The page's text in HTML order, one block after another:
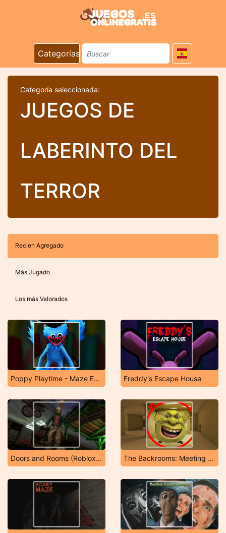
Categorías
Categoría seleccionada:
JUEGOS DE
LABERINTO DEL
TERROR
Recien Agregado
Más Jugado
Los más Valorados
Poppy Playtime - Maze Escape Freddy's Escape House
Doors and Rooms (Roblox Doors) The Backrooms: Meeting with Shrek Wazowski